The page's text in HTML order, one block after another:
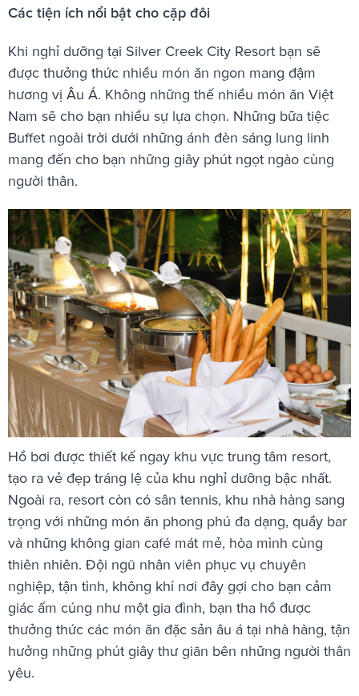
Các tiện ích nổi bật cho cặp đôi
Khi nghỉ dưỡng tại Silver Creek City Resort bạn sẽ
được thưởng thức nhiều món ăn ngon mang đậm
hương vị Âu Á. Không những thế nhiều món ăn Việt
Nam sẽ cho bạn nhiều sự lựa chọn. Những bữa tiệc
Buffet ngoài trời dưới những ánh đèn sáng lung linh
mang đến cho bạn những giây phút ngọt ngào cùng
người thân.
Hồ bơi được thiết kế ngay khu vực trung tâm resort,
tạo ra vẻ đẹp tráng lệ của khu nghỉ dưỡng bậc nhất.
Ngoài ra, resort còn có sân tennis, khu nhà hàng sang
trọng với những món ăn phong phú đa dạng, quầy bar
và những không gian café mát mẻ, hòa mình cùng
thiên nhiên. Đội ngũ nhân viên phục vụ chuyên
nghiệp, tận tình, không khí nơi đây gợi cho bạn cảm
giác ấm cúng như một gia đình, bạn tha hồ được
thưởng thức các món ăn đặc sản âu á tại nhà hàng, tận
hưởng những phút giây thư giãn bên những người thân
yêu.